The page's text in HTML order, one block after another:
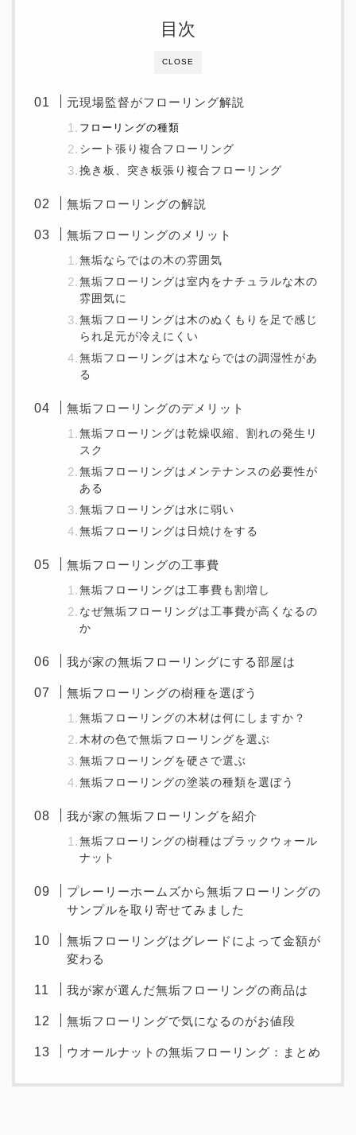
CLOSE
目次
元現場監督がフローリング解説
フローリングの種類
シート張り複合フローリング
挽き板、突き板張り複合フローリング
無垢フローリングの解説
無垢フローリングのメリット
無垢ならではの木の雰囲気
無垢フローリングは室内をナチュラルな木の
雰囲気に
無垢フローリングは木のぬくもりを足で感じ
られ足元が冷えにくい
無垢フローリングは木ならではの調湿性があ
る
無垢フローリングのデメリット
無垢フローリングは乾燥収縮、割れの発生リ
スク
無垢フローリングはメンテナンスの必要性が
ある
無垢フローリングは水に弱い
無垢フローリングは日焼けをする
無垢フローリングの工事費
無垢フローリングは工事費も割増し
なぜ無垢フローリングは工事費が高くなるの
か
我が家の無垢フローリングにする部屋は
無垢フローリングの樹種を選ぼう
無垢フローリングの木材は何にしますか？
木材の色で無垢フローリングを選ぶ
無垢フローリングを硬さで選ぶ
無垢フローリングの塗装の種類を選ぼう
我が家の無垢フローリングを紹介
無垢フローリングの樹種はブラックウォール
ナット
プレーリーホームズから無垢フローリングの
サンプルを取り寄せてみました
無垢フローリングはグレードによって金額が
変わる
我が家が選んだ無垢フローリングの商品は
無垢フローリングで気になるのがお値段
ウオールナットの無垢フローリング：まとめ